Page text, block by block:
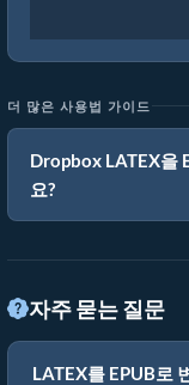
더 많은 사용법 가이드
Dropbox LATEX을
요?
자주 묻는 질문
LATEX를 EPUB로